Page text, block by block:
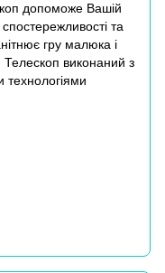
допоможе Вашій
та
гру малюка і
виконаний з
технологіями